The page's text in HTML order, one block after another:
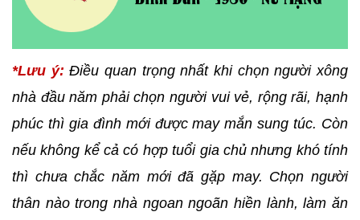
*Lưu ý: Điều quan trọng nhất khi chọn người xông
nhà đầu năm phải chọn người vui vẻ, rộng rãi, hạnh
phúc thì gia đình mới được may mắn sung túc. Còn
nếu không kể cả có hợp tuổi gia chủ nhưng khó tính
thì chưa chắc năm mới đã gặp may. Chọn người
thân nào trong nhà ngoan ngoãn hiền lành, làm ăn